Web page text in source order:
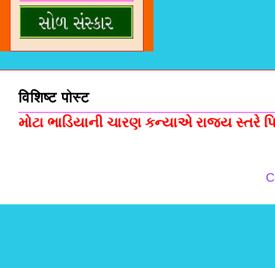
विशिष्ट पोस्ट
મોટા ભાડિયાની ચારણ કન્યાએ રાજ્ય સ્તરે